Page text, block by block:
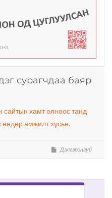
сурагчдаа баяр
сайтын хамт олноос танд
өндөр амжилт хүсье.
Дэлгэрэнгүй